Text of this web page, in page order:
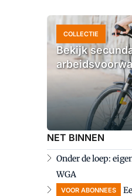
COLLECTIE
Bekijk
NET BINNEN
Onder de loep:
WGA
VOOR ABONNEES